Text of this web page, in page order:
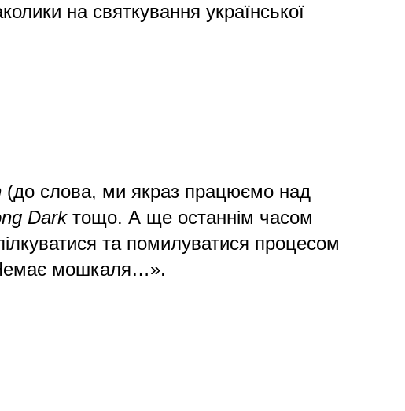
на святкування української
(до слова, ми якраз працюємо над
Darkтощо. А ще останнім часом
та помилуватися процесом
мошкаля…».